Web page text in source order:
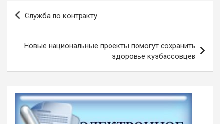
Навигация
Cлужба по контракту
Новые национальные проекты помогут сохранить
здоровье кузбассовцев